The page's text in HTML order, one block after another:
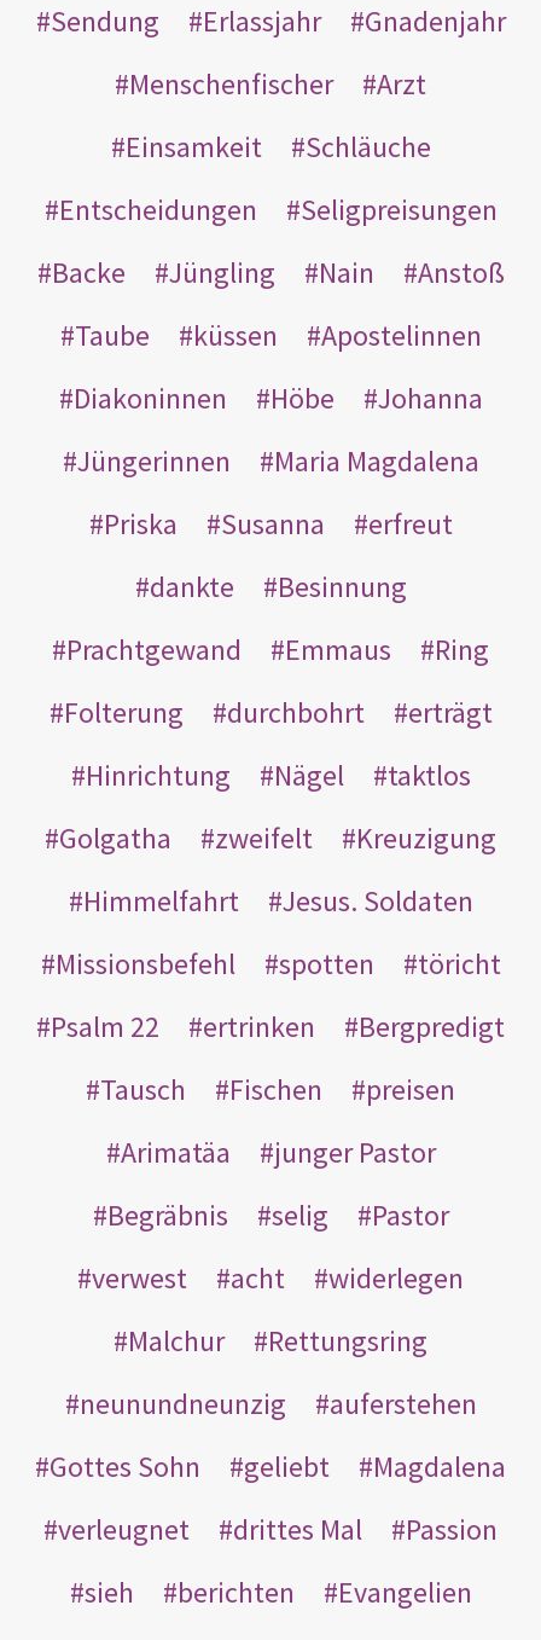
Sendung
Erlassjahr
Gnadenjahr
Menschenfischer
Arzt
Einsamkeit
Schläuche
Entscheidungen
Seligpreisungen
Backe
Jüngling Nain
Anstoß
Taube
küssen
Apostelinnen
Diakoninnen
Höbe
Johanna
Jüngerinnen
Maria Magdalena
Priska
Susanna
erfreut
dankte
Besinnung
Prachtgewand
Emmaus
Ring
Folterung
durchbohrt
erträgt
Hinrichtung
Nägel
taktlos
Golgatha
zweifelt
Kreuzigung
Himmelfahrt
Jesus. Soldaten
Missionsbefehl
spotten
töricht
Psalm 22
ertrinken
Bergpredigt
Tausch
Fischen
preisen
Arimatäa
junger Pastor
Begräbnis
selig
Pastor
verwest
acht
widerlegen
Malchur
Rettungsring
neunundneunzig
auferstehen
Gottes Sohn
geliebt
Magdalena
verleugnet
drittes Mal
Passion
sieh
berichten
Evangelien